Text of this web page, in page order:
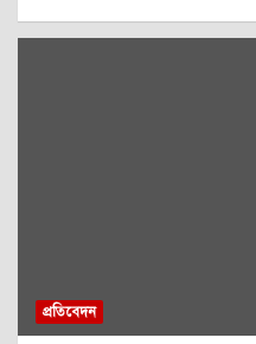
প্রতিবেদন